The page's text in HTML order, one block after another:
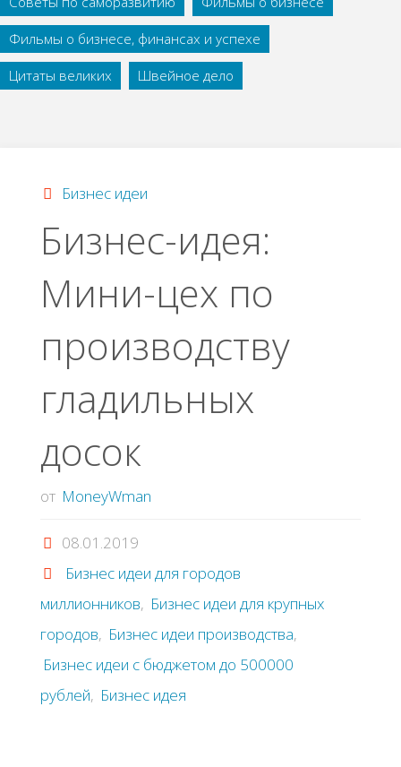
Фильмы о бизнесе, финансах и успехе
Цитаты великих
Швейное дело
Бизнес идеи
Бизнес-идея:
Мини-цех по
производству
гладильных
досок
от MoneyWman
08.01.2019
Бизнес идеи для городов
миллионников, Бизнес идеи для крупных
городов, Бизнес идеи производства,
Бизнес идеи с бюджетом до 500000
рублей, Бизнес идея